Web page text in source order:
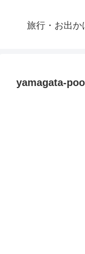
旅行・お出か
yamagata-pool